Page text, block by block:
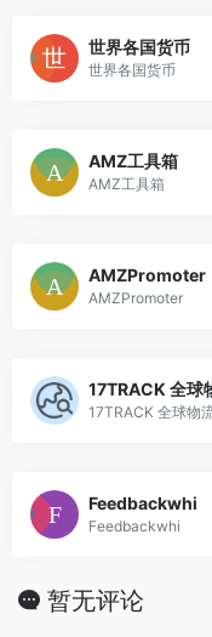
世界各国货币
世界各国货币
AMZ工具箱
AMZ工具箱
AMZPromoter
AMZPromoter
17TRACK 全球
17TRACK 全球物
Feedbackwhi
Feedbackwhi
暂无评论